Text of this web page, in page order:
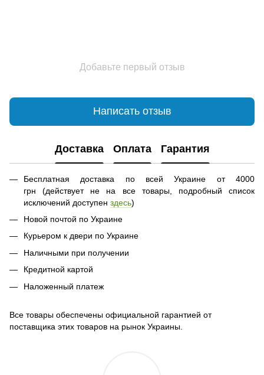
Добавьте первый отзыв
Написать отзыв
Доставка Оплата Гарантия
Бесплатная доставка по всей Украине от 4000
грн (действует не на все товары, подробный список
исключений доступен здесь)
Новой почтой по Украине
Курьером к двери по Украине
Наличными при получении
Кредитной картой
Наложенный платеж
Все товары обеспечены официальной гарантией от
поставщика этих товаров на рынок Украины.